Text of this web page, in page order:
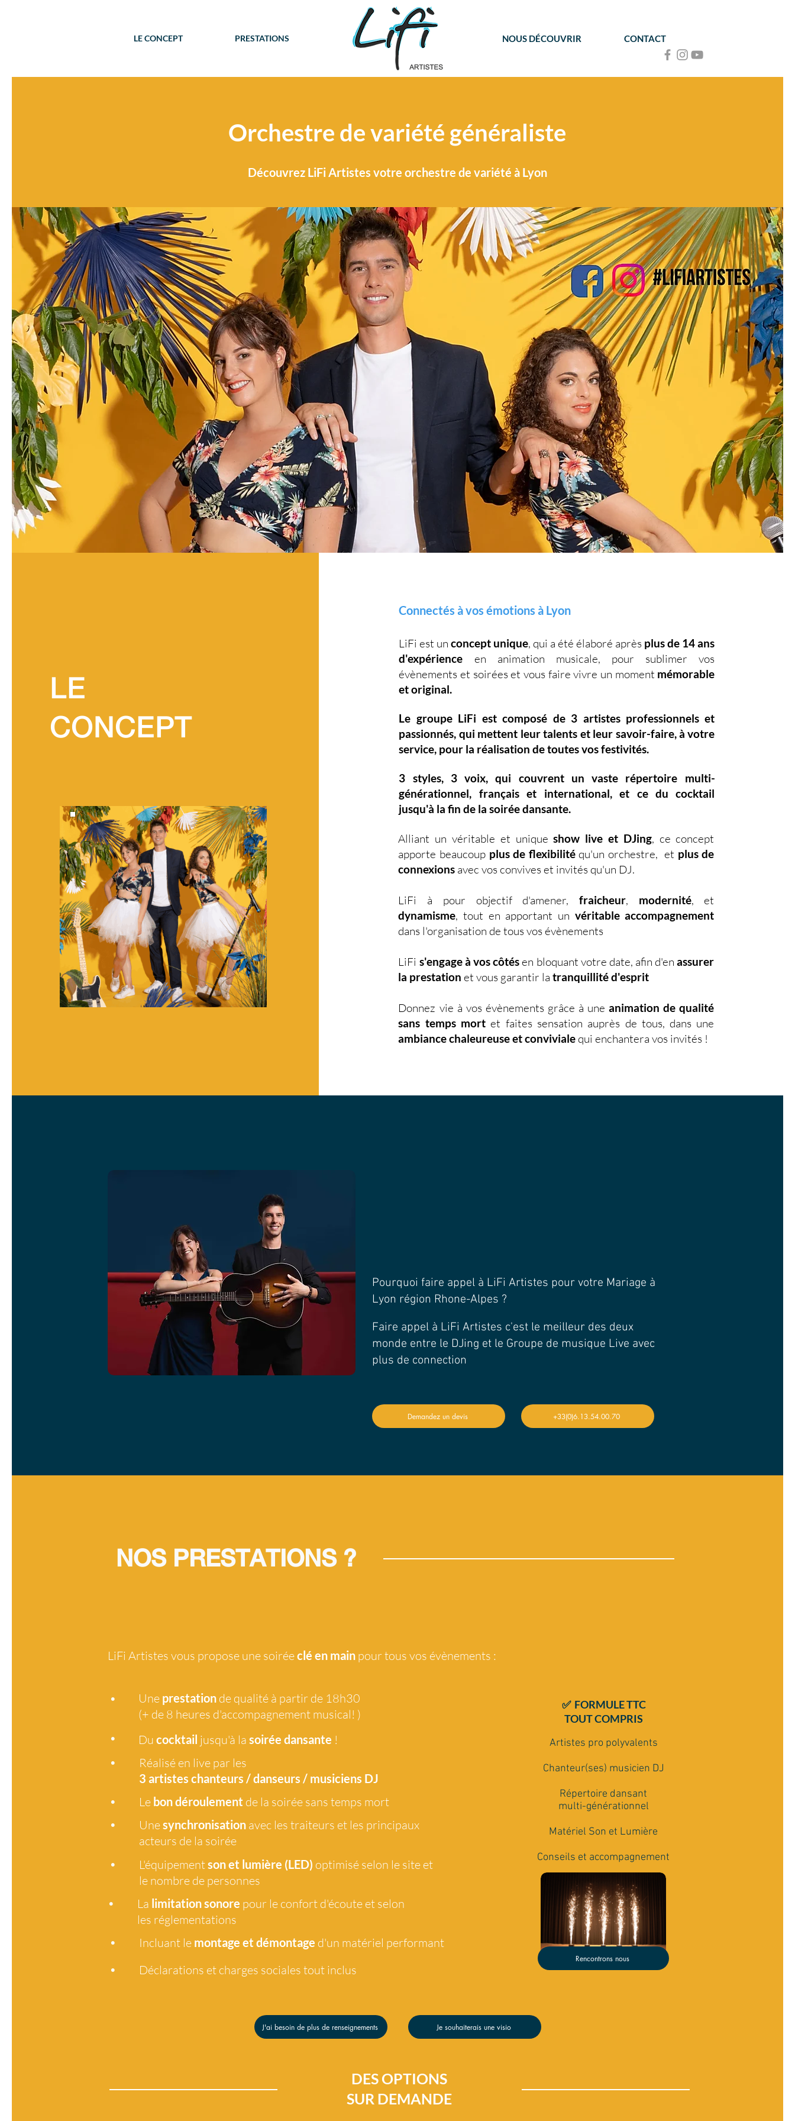
NOUS DÉCOUVRIR CONTACT
LE CONCEPT PRESTATIONS
Orchestre de variété généraliste
Découvrez LiFi Artistes votre orchestre de variété à Lyon
LE
CONCEPT
Connectés à vos émotions à Lyon
LiFi est unconcept unique, qui a été élaboré après plus de 14 ans
d'expérience en animation musicale, pour sublimer vos
évènements et soirées et vous faire vivre un moment mémorable
et original.
Le groupe LiFi est composé de 3 artistes professionnels et
passionnés, qui mettent leurtalents et leur savoir-faire,à votre
service, pour la réalisation de toutes vos festivités.
3 styles, 3 voix,qui couvrent un vaste répertoire multi-
générationnel, français et international, et ce ducocktail
jusqu'à la fin de la soirée dansante.
Alliant un véritable et uniqueshow live et DJing, ce concept
apporte beaucoup plus de flexibilitéqu'un orchestre, et plus de
connexions avec vos convives et invités qu'un DJ.
LiFi à pour objectif d'amener,fraicheur, modernité, et
dynamisme, tout en apportant un véritable accompagnement
dans l'organisation de tous vos évènements
LiFi s'engage à vos côtésen bloquant votre date, afin d'enassurer
la prestationet vous garantir latranquillité d'esprit
Donnez vie à vos évènements grâce à uneanimation de qualité
sans temps mort et faites sensation auprès de tous, dans une
ambiance chaleureuse et convivialequi enchantera vos invités !
Pourquoi faire appel à LiFi Artistes pour votre Mariage à
Lyon région Rhone-Alpes ?
Faire appel à LiFi Artistes c'est le meilleur des deux
monde entre le DJing et le Groupe de musique Live avec
plus de connection
Demandez un devis +33(0)6.13.54.00.70
NOS PRESTATIONS ?
LiFi Artistes vous propose une soiréeclé en main pour tous vos évènements :
• Une prestation de qualité à partir de 18h30
(+ de 8 heures d'accompagnement musical! )
•
Du cocktail jusqu'à la soirée dansante !
•
Réalisé en live par les
3 artistes chanteurs / danseurs / musiciens DJ
• Le bon déroulement de la soirée sans temps mort
•
Unesynchronisation avec les traiteurs et les principaux
acteurs de la soirée
•
L'équipementson et lumière (LED) optimisé selon le site et
le nombre de personnes
•
La limitation sonore pour le confort d'écoute et selon
les réglementations
•
Incluant le montage et démontage d'un matériel performant
•
Déclarations et charges sociales tout inclus
✅ FORMULE TTC
TOUT COMPRIS
Artistes pro polyvalents
Chanteur(ses) musicien DJ
Répertoire dansant
multi-générationnel
Matériel Son et Lumière
Conseils et accompagnement
Rencontrons nous
J'ai besoin de plus de renseignements Je souhaiterais une visio
DES OPTIONS
SUR DEMANDE